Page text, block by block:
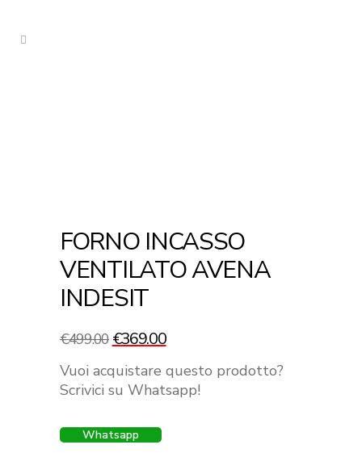
FORNO INCASSO
VENTILATO AVENA
INDESIT
€499.00 Il
originale
era:
€369.00Il
attuale
è:
Vuoi acquistare questo prodotto?
Scrivici su Whatsapp!
Whatsapp